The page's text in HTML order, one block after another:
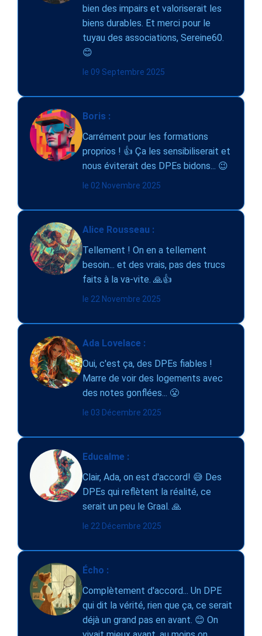
bien des impairs et valoriserait les
biens durables. Et merci pour le
tuyau des associations, Sereine60.
😊
le 09 Septembre 2025
Boris :
Carrément pour les formations
proprios ! 👍 Ça les sensibiliserait et
nous éviterait des DPEs bidons... 😉
le 02 Novembre 2025
Alice Rousseau :
Tellement ! On en a tellement
besoin... et des vrais, pas des trucs
faits à la va-vite. 🙏👍
le 22 Novembre 2025
Ada Lovelace :
Oui, c'est ça, des DPEs fiables !
Marre de voir des logements avec
des notes gonflées... 😤
le 03 Décembre 2025
Educalme :
Clair, Ada, on est d'accord! 😅 Des
DPEs qui reflètent la réalité, ce
serait un peu le Graal. 🙏
le 22 Décembre 2025
Écho :
Complètement d'accord... Un DPE
qui dit la vérité, rien que ça, ce serait
déjà un grand pas en avant. 😊 On